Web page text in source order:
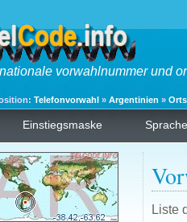
vorwahlnummer und
Telefonvorwahl » Argentinien »
Einstiegsmaske Sprache
Liste